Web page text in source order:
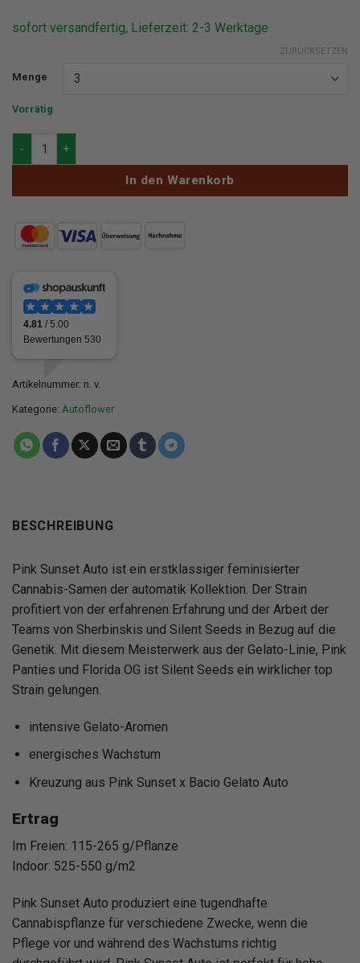
sofort versandfertig, Lieferzeit: 2-3 Werktage
Menge
ZURÜCKSETZEN
Vorrätig
Silent Seeds Pink Sunset Auto By Sherbinskis Menge
In den Warenkorb
Artikelnummer: n. v.
Kategorie: Autoflower
BESCHREIBUNG
Pink Sunset Auto ist ein erstklassiger feminisierter
Cannabis-Samen der automatik Kollektion. Der Strain
profitiert von der erfahrenen Erfahrung und der Arbeit der
Teams von Sherbinskis und Silent Seeds in Bezug auf die
Genetik. Mit diesem Meisterwerk aus der Gelato-Linie, Pink
Panties und Florida OG ist Silent Seeds ein wirklicher top
Strain gelungen.
intensive Gelato-Aromen
energisches Wachstum
Kreuzung aus Pink Sunset x Bacio Gelato Auto
Ertrag
Im Freien: 115-265 g/Pflanze
Indoor: 525-550 g/m2
Pink Sunset Auto produziert eine tugendhafte
Cannabispflanze für verschiedene Zwecke, wenn die
Pflege vor und während des Wachstums richtig